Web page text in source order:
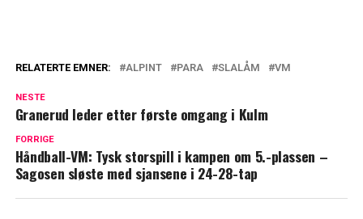
RELATERTE EMNER: ALPINT PARA SLALÅM VM
NESTE
Granerud leder etter første omgang i Kulm
FORRIGE
Håndball-VM: Tysk storspill i kampen om 5.-plassen –
Sagosen sløste med sjansene i 24-28-tap